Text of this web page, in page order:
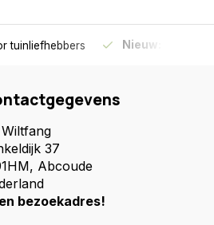
tuinliefhebbers Nieuw:
37
Abcoude
bezoekadres!